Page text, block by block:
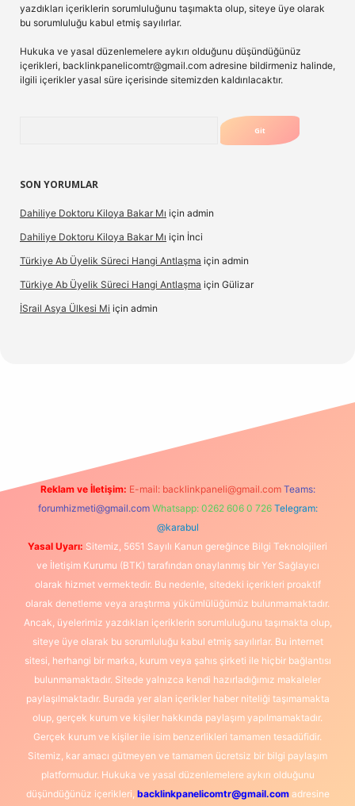
yazdıkları içeriklerin sorumluluğunu taşımakta olup, siteye üye olarak
bu sorumluluğu kabul etmiş sayılırlar.
Hukuka ve yasal düzenlemelere aykırı olduğunu düşündüğünüz
içerikleri, backlinkpanelicomtr@gmail.com adresine bildirmeniz halinde,
ilgili içerikler yasal süre içerisinde sitemizden kaldırılacaktır.
SON YORUMLAR
Dahiliye Doktoru Kiloya Bakar Mı için admin
Dahiliye Doktoru Kiloya Bakar Mı için İnci
Türkiye Ab Üyelik Süreci Hangi Antlaşma için admin
Türkiye Ab Üyelik Süreci Hangi Antlaşma için Gülizar
İSrail Asya Ülkesi Mi için admin
Reklam ve İletişim: E-mail: backlinkpaneli@gmail.com Teams:
forumhizmeti@gmail.com Whatsapp: 0262 606 0 726 Telegram:
@karabul
Yasal Uyarı: Sitemiz, 5651 Sayılı Kanun gereğince Bilgi Teknolojileri
ve İletişim Kurumu (BTK) tarafından onaylanmış bir Yer Sağlayıcı
olarak hizmet vermektedir. Bu nedenle, sitedeki içerikleri proaktif
olarak denetleme veya araştırma yükümlülüğümüz bulunmamaktadır.
Ancak, üyelerimiz yazdıkları içeriklerin sorumluluğunu taşımakta olup,
siteye üye olarak bu sorumluluğu kabul etmiş sayılırlar. Bu internet
sitesi, herhangi bir marka, kurum veya şahıs şirketi ile hiçbir bağlantısı
bulunmamaktadır. Sitede yalnızca kendi hazırladığımız makaleler
paylaşılmaktadır. Burada yer alan içerikler haber niteliği taşımamakta
olup, gerçek kurum ve kişiler hakkında paylaşım yapılmamaktadır.
Gerçek kurum ve kişiler ile isim benzerlikleri tamamen tesadüfidir.
Sitemiz, kar amacı gütmeyen ve tamamen ücretsiz bir bilgi paylaşım
platformudur. Hukuka ve yasal düzenlemelere aykırı olduğunu
düşündüğünüz içerikleri, backlinkpanelicomtr@gmail.comadresine